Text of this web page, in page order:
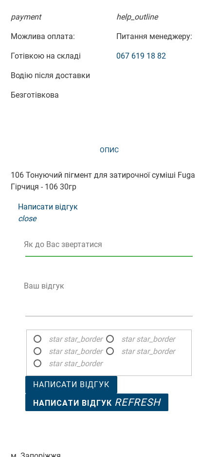
payment
Можлива оплата:
Готівкою на складі
Водію після доставки
Безготівкова
help_outline
Питання менеджеру:
067 619 18 82
ОПИС
ВІДГУКИ (0)
106 Тонуючий пігмент для затирочної суміші Fuga
Гірчиця - 106 30гр
Написати відгук
close
Як до Вас звертатися
Ваш відгук
star star_border star star_border
star star_border star star_border
star star_border
НАПИСАТИ ВІДГУК
НАПИСАТИ ВІДГУК REFRESH